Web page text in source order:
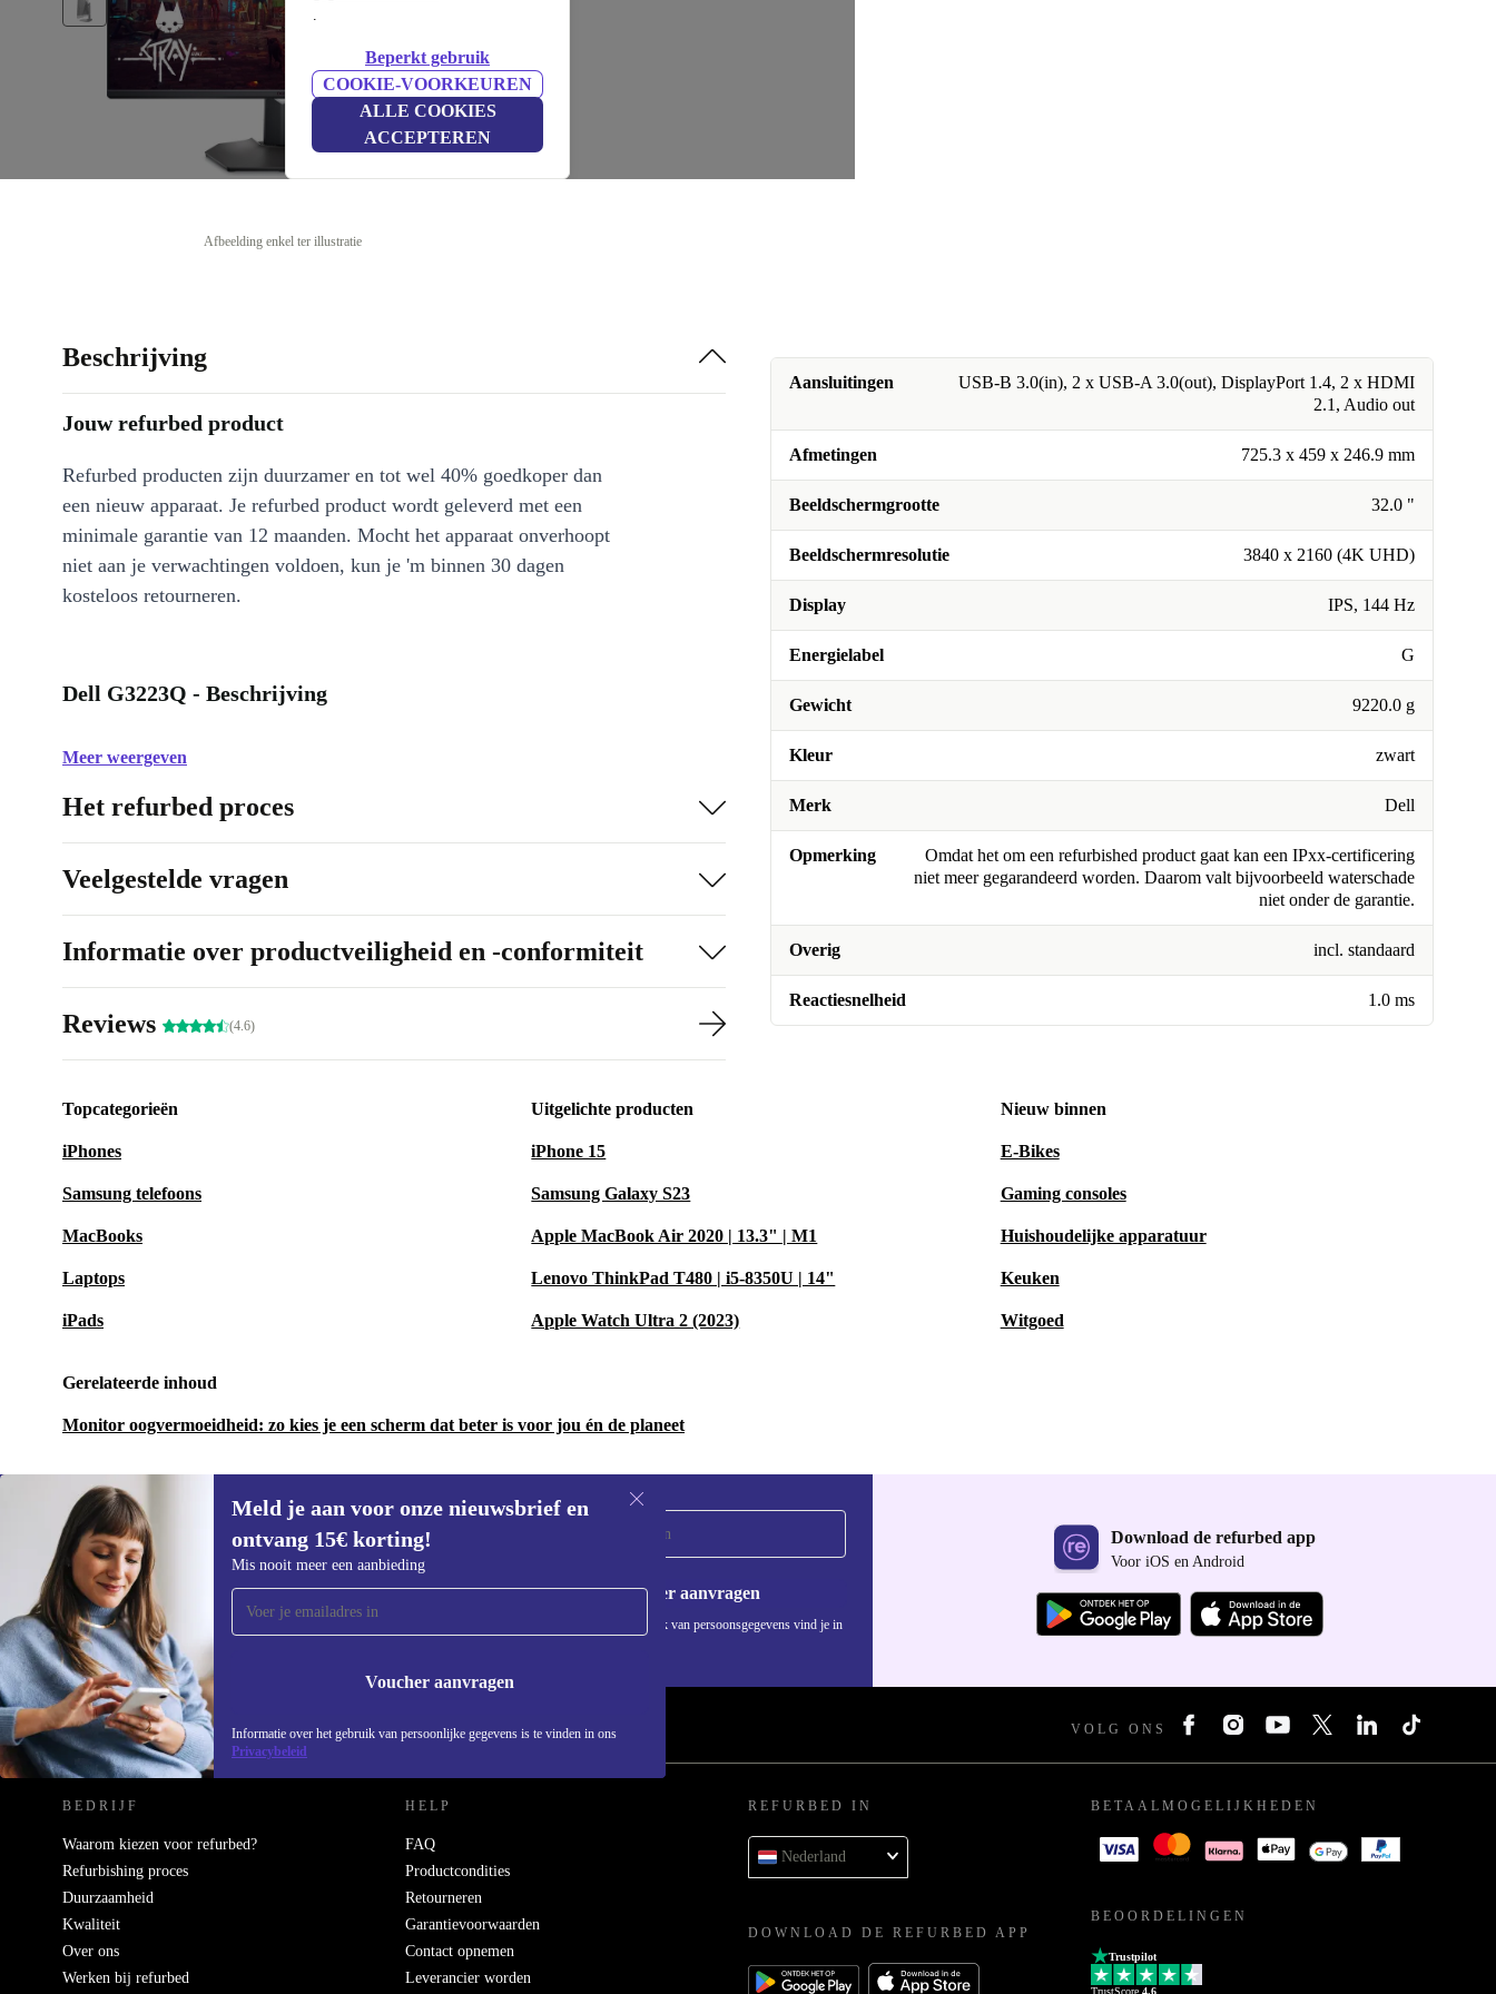
.
Beperkt gebruik
COOKIE-VOORKEUREN
ALLE COOKIES
ACCEPTEREN
Afbeelding enkel ter illustratie
Aansluitingen
USB-B 3.0(in), 2 x USB-A 3.0(out), DisplayPort 1.4, 2 x HDMI
2.1, Audio out
Afmetingen 725.3 x 459 x 246.9 mm
Beeldschermgrootte 32.0 "
Beeldschermresolutie 3840 x 2160 (4K UHD)
Display IPS, 144 Hz
Energielabel G
Gewicht 9220.0 g
Kleur zwart
Merk Dell
Opmerking
Omdat het om een refurbished product gaat kan een IPxx-certificering
niet meer gegarandeerd worden. Daarom valt bijvoorbeeld waterschade
niet onder de garantie.
Overig incl. standaard
Reactiesnelheid 1.0 ms
Beschrijving
Jouw refurbed product
Refurbed producten zijn duurzamer en tot wel 40% goedkoper dan
een nieuw apparaat. Je refurbed product wordt geleverd met een
minimale garantie van 12 maanden. Mocht het apparaat onverhoopt
niet aan je verwachtingen voldoen, kun je 'm binnen 30 dagen
kosteloos retourneren.
Dell G3223Q - Beschrijving
Meer weergeven
Het refurbed proces
Veelgestelde vragen
Informatie over productveiligheid en -conformiteit
Reviews (4.6)
Topcategorieën
iPhones
Samsung telefoons
MacBooks
Laptops
iPads
Uitgelichte producten
iPhone 15
Samsung Galaxy S23
Apple MacBook Air 2020 | 13.3" | M1
Lenovo ThinkPad T480 | i5-8350U | 14"
Apple Watch Ultra 2 (2023)
Nieuw binnen
E-Bikes
Gaming consoles
Huishoudelijke apparatuur
Keuken
Witgoed
Gerelateerde inhoud
Monitor oogvermoeidheid: zo kies je een scherm dat beter is voor jou én de planeet
Meld je aan voor onze nieuwsbrief en
ontvang 15€ korting!
Mis nooit meer een aanbieding
Voucher aanvragen
Informatie over het gebruik van persoonlijke gegevens is te vinden in ons
Privacybeleid
Meld je aan voor onze nieuwsbrief en
ontvang €15 korting!
Mis nooit meer een aanbieding.
Voucher aanvragen
Informatie over het gebruik van persoonsgegevens vind je in
Download de refurbed app
Voor iOS en Android
REFURBED NEDERLAND - RETHINK NEW. VOLG ONS
BEDRIJF
Waarom kiezen voor refurbed?
Refurbishing proces
Duurzaamheid
Kwaliteit
Over ons
Werken bij refurbed
HELP
FAQ
Productcondities
Retourneren
Garantievoorwaarden
Contact opnemen
Leverancier worden
REFURBED IN
Nederland
DOWNLOAD DE REFURBED APP
BETAALMOGELIJKHEDEN
BEOORDELINGEN
Trustpilot
TrustScore 4.6